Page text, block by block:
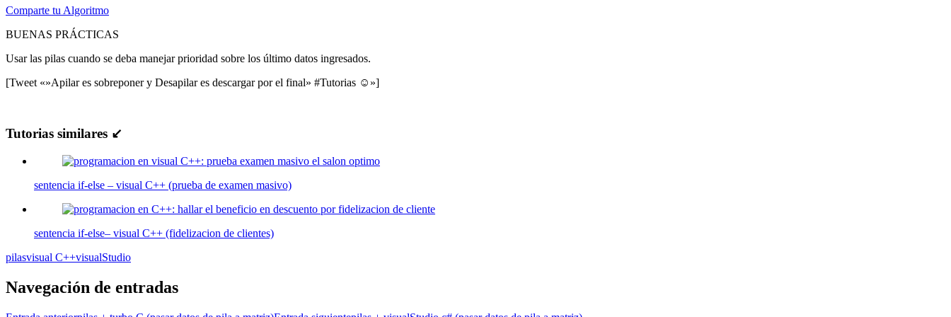
Comparte tu Algoritmo
BUENAS PRÁCTICAS
Usar las pilas cuando se deba manejar prioridad sobre los último datos ingresados.
[Tweet «»Apilar es sobreponer y Desapilar es descargar por el final» #Tutorias ☺»]
Tutorias similares ↙
sentencia if-else – visual C++ (prueba de examen masivo)
sentencia if-else– visual C++ (fidelizacion de clientes)
pilasvisual C++visualStudio
Navegación de entradas